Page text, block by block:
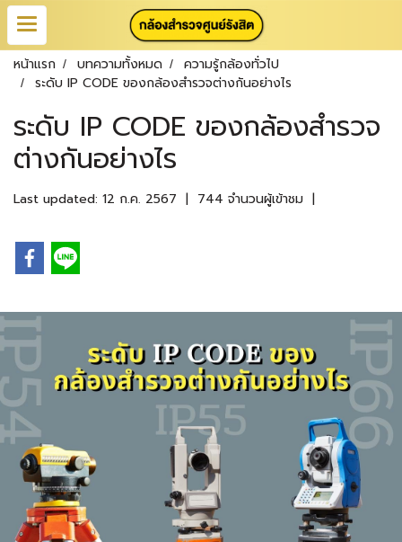
หน้าแรก บทความทั้งหมด
ความรู้กล้องทั่วไป
ระดับ IP CODE ของกล้องสำรวจต่างกันอย่างไร
ระดับ IP CODE ของกล้องสำรวจ
ต่างกันอย่างไร
Last updated: 12 ก.ค. 2567 | 744 จำนวนผู้เข้าชม |